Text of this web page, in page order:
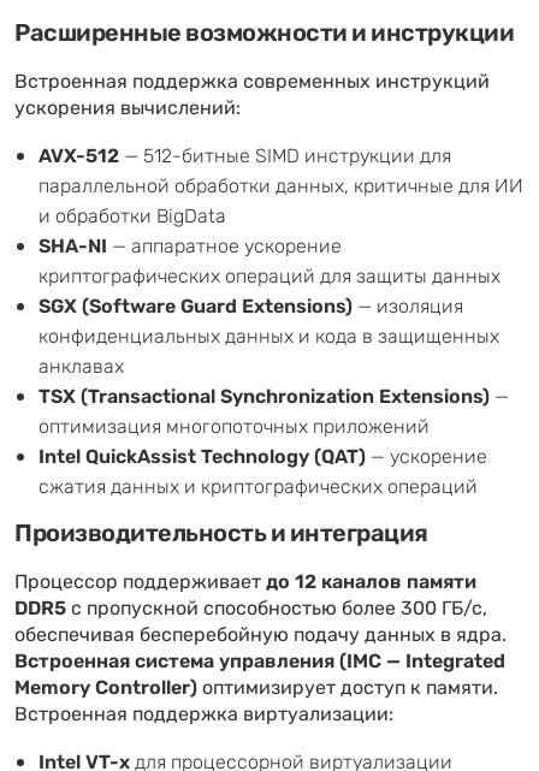
Расширенные возможности и инструкции
Встроенная поддержка современных инструкций
ускорения вычислений:
AVX-512 — 512-битные SIMD инструкции для
параллельной обработки данных, критичные для ИИ
и обработки BigData
SHA-NI — аппаратное ускорение
криптографических операций для защиты данных
SGX (Software Guard Extensions) — изоляция
конфиденциальных данных и кода в защищенных
анклавах
TSX (Transactional Synchronization Extensions) —
оптимизация многопоточных приложений
Intel QuickAssist Technology (QAT) — ускорение
сжатия данных и криптографических операций
Производительность и интеграция
Процессор поддерживаетдо 12 каналов памяти
DDR5с пропускной способностью более 300 ГБ/с,
обеспечивая бесперебойную подачу данных в ядра.
Встроенная система управления (IMC — Integrated
Memory Controller)оптимизирует доступ к памяти.
Встроенная поддержка виртуализации:
Intel VT-xдля процессорной виртуализации